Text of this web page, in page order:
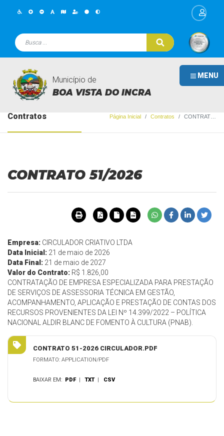
MENU
Município de
BOA VISTA DO INCRA
Contratos Página Inicial Contratos CONTRATO 51/2026
CONTRATO 51/2026
Empresa: CIRCULADOR CRIATIVO LTDA
Data Inicial: 21 de maio de 2026
Data Final: 21 de maio de 2027
Valor do Contrato: R$ 1.826,00
CONTRATAÇÃO DE EMPRESA ESPECIALIZADA PARA PRESTAÇÃO
DE SERVIÇOS DE ASSESSORIA TÉCNICA EM GESTÃO,
ACOMPANHAMENTO, APLICAÇÃO E PRESTAÇÃO DE CONTAS DOS
RECURSOS PROVENIENTES DA LEI Nº 14.399/2022 – POLÍTICA
NACIONAL ALDIR BLANC DE FOMENTO À CULTURA (PNAB).
CONTRATO 51-2026 CIRCULADOR.PDF
FORMATO: APPLICATION/PDF
BAIXAR EM: PDF |TXT | CSV